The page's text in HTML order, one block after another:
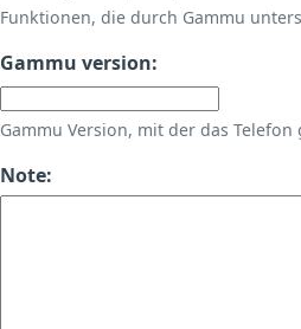
Funktionen, die durch Gammu
Gammu version:
Gammu Version, mit der das Telefon
Note: